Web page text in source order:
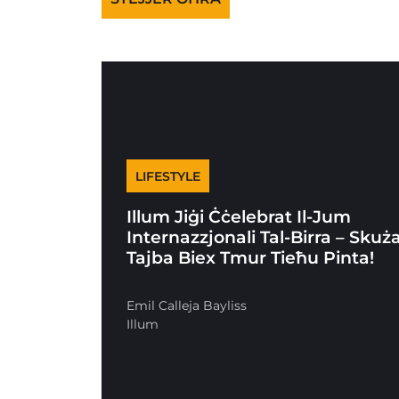
LIFESTYLE
Illum Jiġi Ċċelebrat Il-Jum
Internazzjonali Tal-Birra –
Tajba Biex Tmur Tieħu Pinta!
Emil Calleja Bayliss
Illum